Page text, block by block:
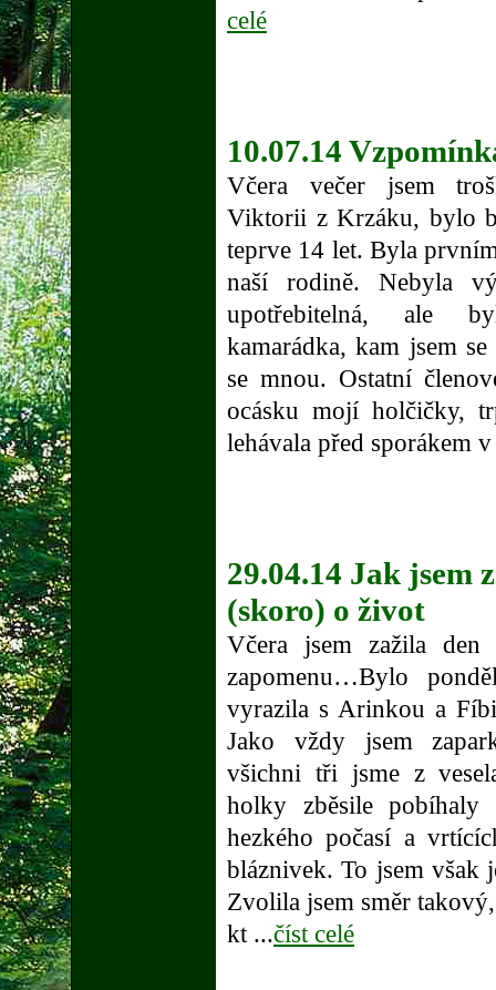
celé
10.07.14
Včera večer jsem
Viktorii z Krzáku, bylo
teprve 14 let. Byla
naší rodině. Nebyla
upotřebitelná, ale
kamarádka, kam jsem
se mnou. Ostatní
ocásku mojí holčičky,
lehávala před sporákem
29.04.14 Jak jsem
(skoro) o život
Včera jsem zažila
zapomenu…Bylo
vyrazila s Arinkou a
Jako vždy jsem
všichni tři jsme z
holky zběsile
hezkého počasí a
bláznivek. To jsem však
Zvolila jsem směr
kt ...číst celé